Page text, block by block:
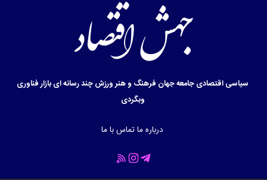
سیاسیاقتصادیجامعهجهان فرهنگ و هنرورزشچند رسانه ایبازارفناوری
وبگردی
درباره ماتماس با ما